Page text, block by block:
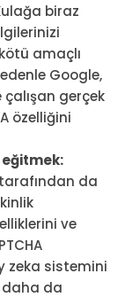
biraz
amaçlı
Google,
gerçek
özelliğini
eğitmek:
da
ve
zeka sistemini
daha da